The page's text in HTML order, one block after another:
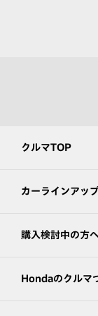
クルマTOP
カーラインアッ
購入検討中の方
Hondaのクルマ